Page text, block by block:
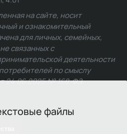
файлы
на сайте, носит
и ознакомительный
для личных, семейных,
связанных с
деятельности
по смыслу
24.06.2025 № 168-ФЗ.